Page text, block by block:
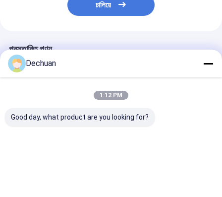
চালিয়ে
প্রস্তাবিত পণ্য
Dechuan
1:12 PM
Good day, what product are you looking for?